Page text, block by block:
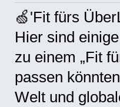
🍏'Fit fürs
Hier sind
zu einem „Fit
passen
Welt und